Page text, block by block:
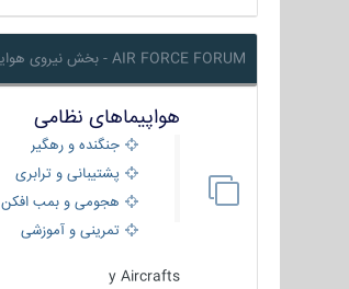
AIR FORCE FORUM - بخش نیروی هوایی
هواپیماهای نظامی
جنگنده و رهگیر
پشتیبانی و ترابری
هجومی و بمب افکن
تمرینی و آموزشی
y Aircrafts